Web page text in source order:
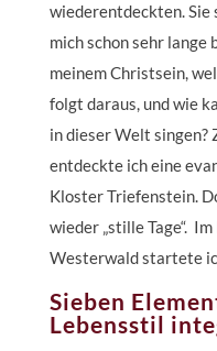
wiederentdeckten. Sie
mich schon sehr lange
meinem Christsein,
folgt daraus, und wie
in dieser Welt singen?
entdeckte ich eine
Kloster Triefenstein.
wieder „stille Tage“.
Westerwald startete
Sieben
Lebensstil